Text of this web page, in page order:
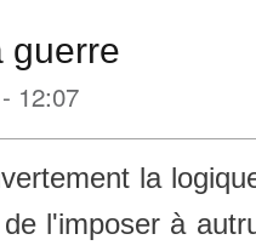
guerre
12:07
la
l'imposer à